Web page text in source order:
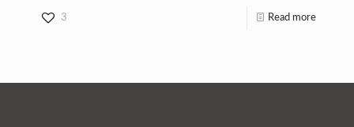
3 Read more